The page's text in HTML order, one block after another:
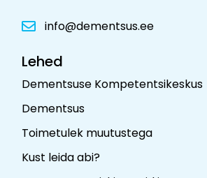
info@dementsus.ee
Lehed
Dementsuse Kompetentsikeskus
Dementsus
Toimetulek muutustega
Kust leida abi?